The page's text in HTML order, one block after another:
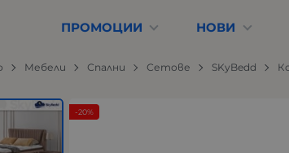
ПРОМОЦИИ НОВИ
Мебели Спални Сетове SKyBedd
-20%